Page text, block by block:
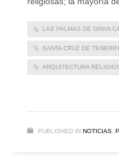
LAS PALMAS DE GRAN
SANTA CRUZ DE
ARQUITECTURA
PUBLISHED IN NOTICIAS,